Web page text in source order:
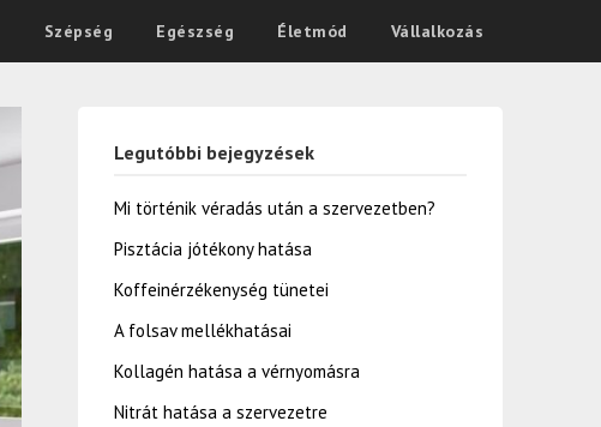
Szépség Egészség Életmód Vállalkozás
Legutóbbi bejegyzések
Mi történik véradás után a szervezetben?
Pisztácia jótékony hatása
Koffeinérzékenység tünetei
A folsav mellékhatásai
Kollagén hatása a vérnyomásra
Nitrát hatása a szervezetre